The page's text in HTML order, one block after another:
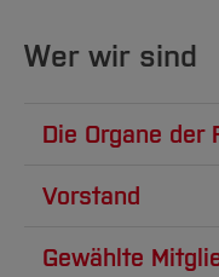
Wer wir sind
Die Organe der
Die
Vorstand
Vorsitzende:
Gewählte